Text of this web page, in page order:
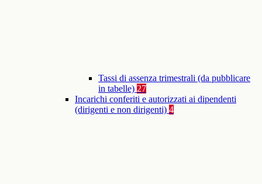
Tassi di assenza trimestrali (da pubblicare
in tabelle) 27
Incarichi conferiti e autorizzati ai dipendenti
(dirigenti e non dirigenti) 4